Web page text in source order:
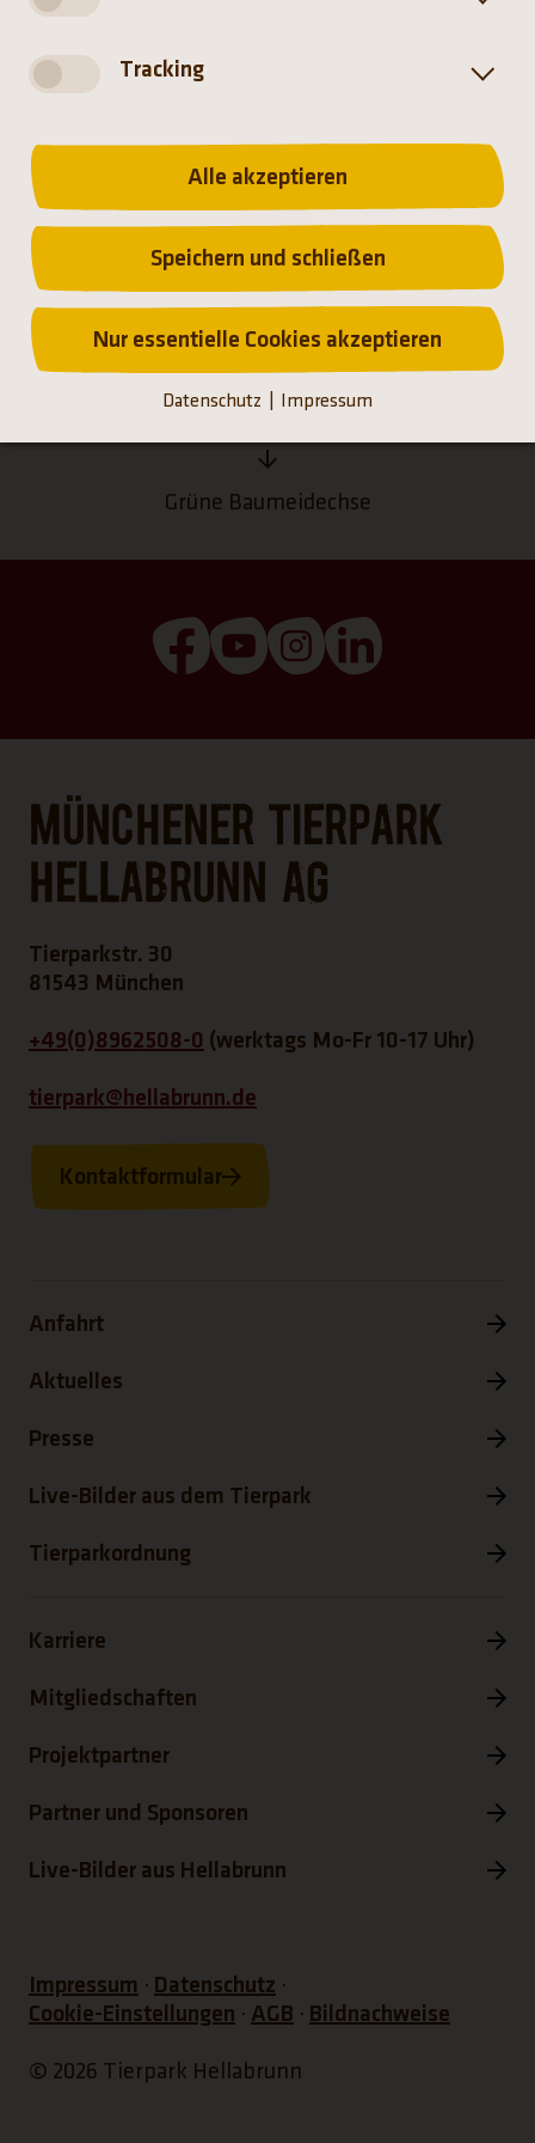
Tiere
Welt der Reptilien
Grüne Baumeidechse
(Link öffnet einen neuen Tab)
(Link öffnet einen neuen
(Link öffnet einen
Münchener Tierpark
Hellabrunn AG
Tierparkstr. 30
81543 München
+49(0)8962508-0 (werktags Mo-Fr 10-17 Uhr)
tierpark@hellabrunn.de
Kontaktformular
Anfahrt
Aktuelles
Presse
Live-Bilder aus dem Tierpark
Tierparkordnung
Karriere
Mitgliedschaften
Projektpartner
Partner und Sponsoren
Live-Bilder aus Hellabrunn
Impressum
Datenschutz
Cookie-Einstellungen
AGB Bildnachweise
© 2026 Tierpark Hellabrunn
Tracking
Alle akzeptieren
Speichern und schließen
Nur essentielle Cookies akzeptieren
Datenschutz Impressum